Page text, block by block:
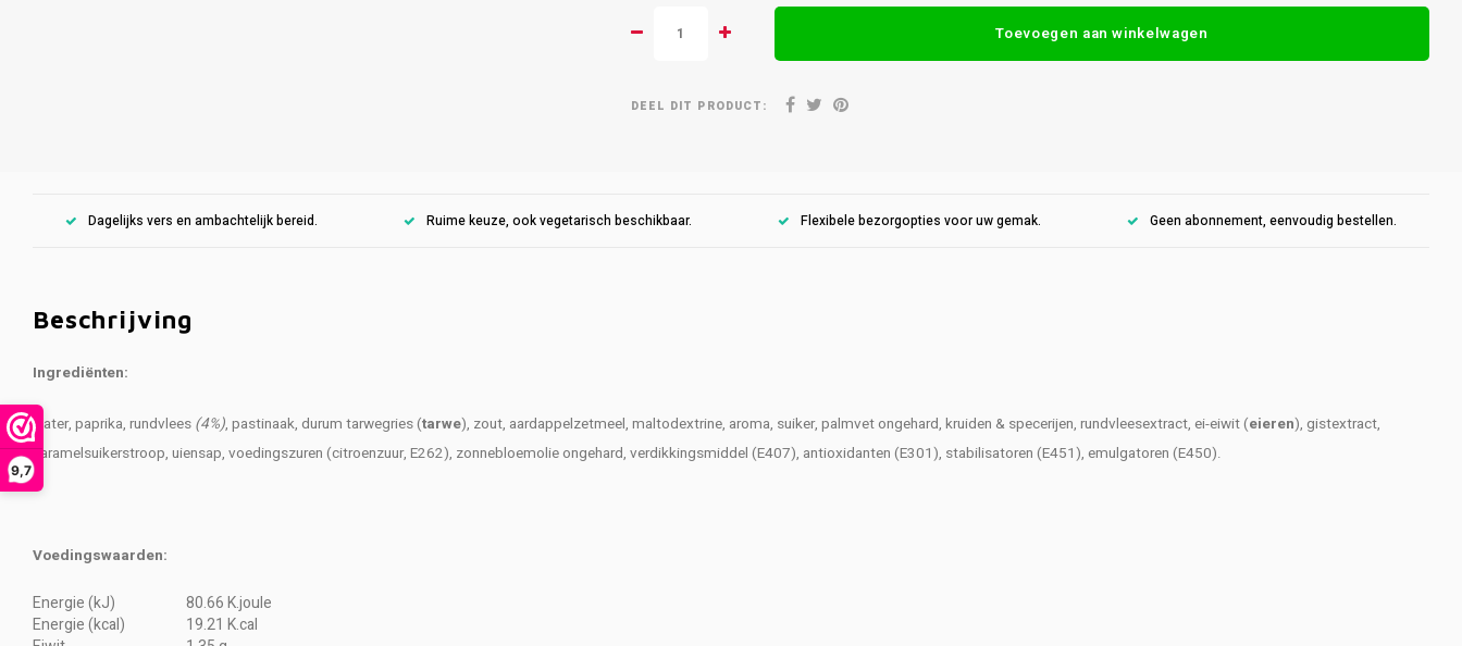
9,7
Toevoegen aan winkelwagen
DEEL DIT PRODUCT:
Dagelijks vers en ambachtelijk bereid. Ruime keuze, ook vegetarisch beschikbaar. Flexibele bezorgopties voor uw gemak. Geen abonnement, eenvoudig bestellen.
Beschrijving
Ingrediënten:
water, paprika, rundvlees (4%), pastinaak, durum tarwegries (tarwe), zout, aardappelzetmeel, maltodextrine, aroma, suiker, palmvet ongehard, kruiden & specerijen, rundvleesextract, ei-eiwit (eieren), gistextract,
karamelsuikerstroop, uiensap, voedingszuren (citroenzuur, E262), zonnebloemolie ongehard, verdikkingsmiddel (E407), antioxidanten (E301), stabilisatoren (E451), emulgatoren (E450).
Voedingswaarden:
Energie (kJ)
80.66 K.joule
Energie (kcal)
19.21 K.cal